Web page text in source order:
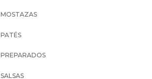
MOSTAZAS
PATÉS
PREPARADOS
SALSAS